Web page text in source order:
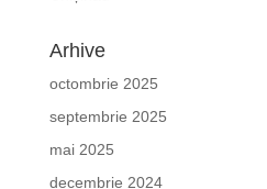
Arhive
octombrie 2025
septembrie 2025
mai 2025
decembrie 2024